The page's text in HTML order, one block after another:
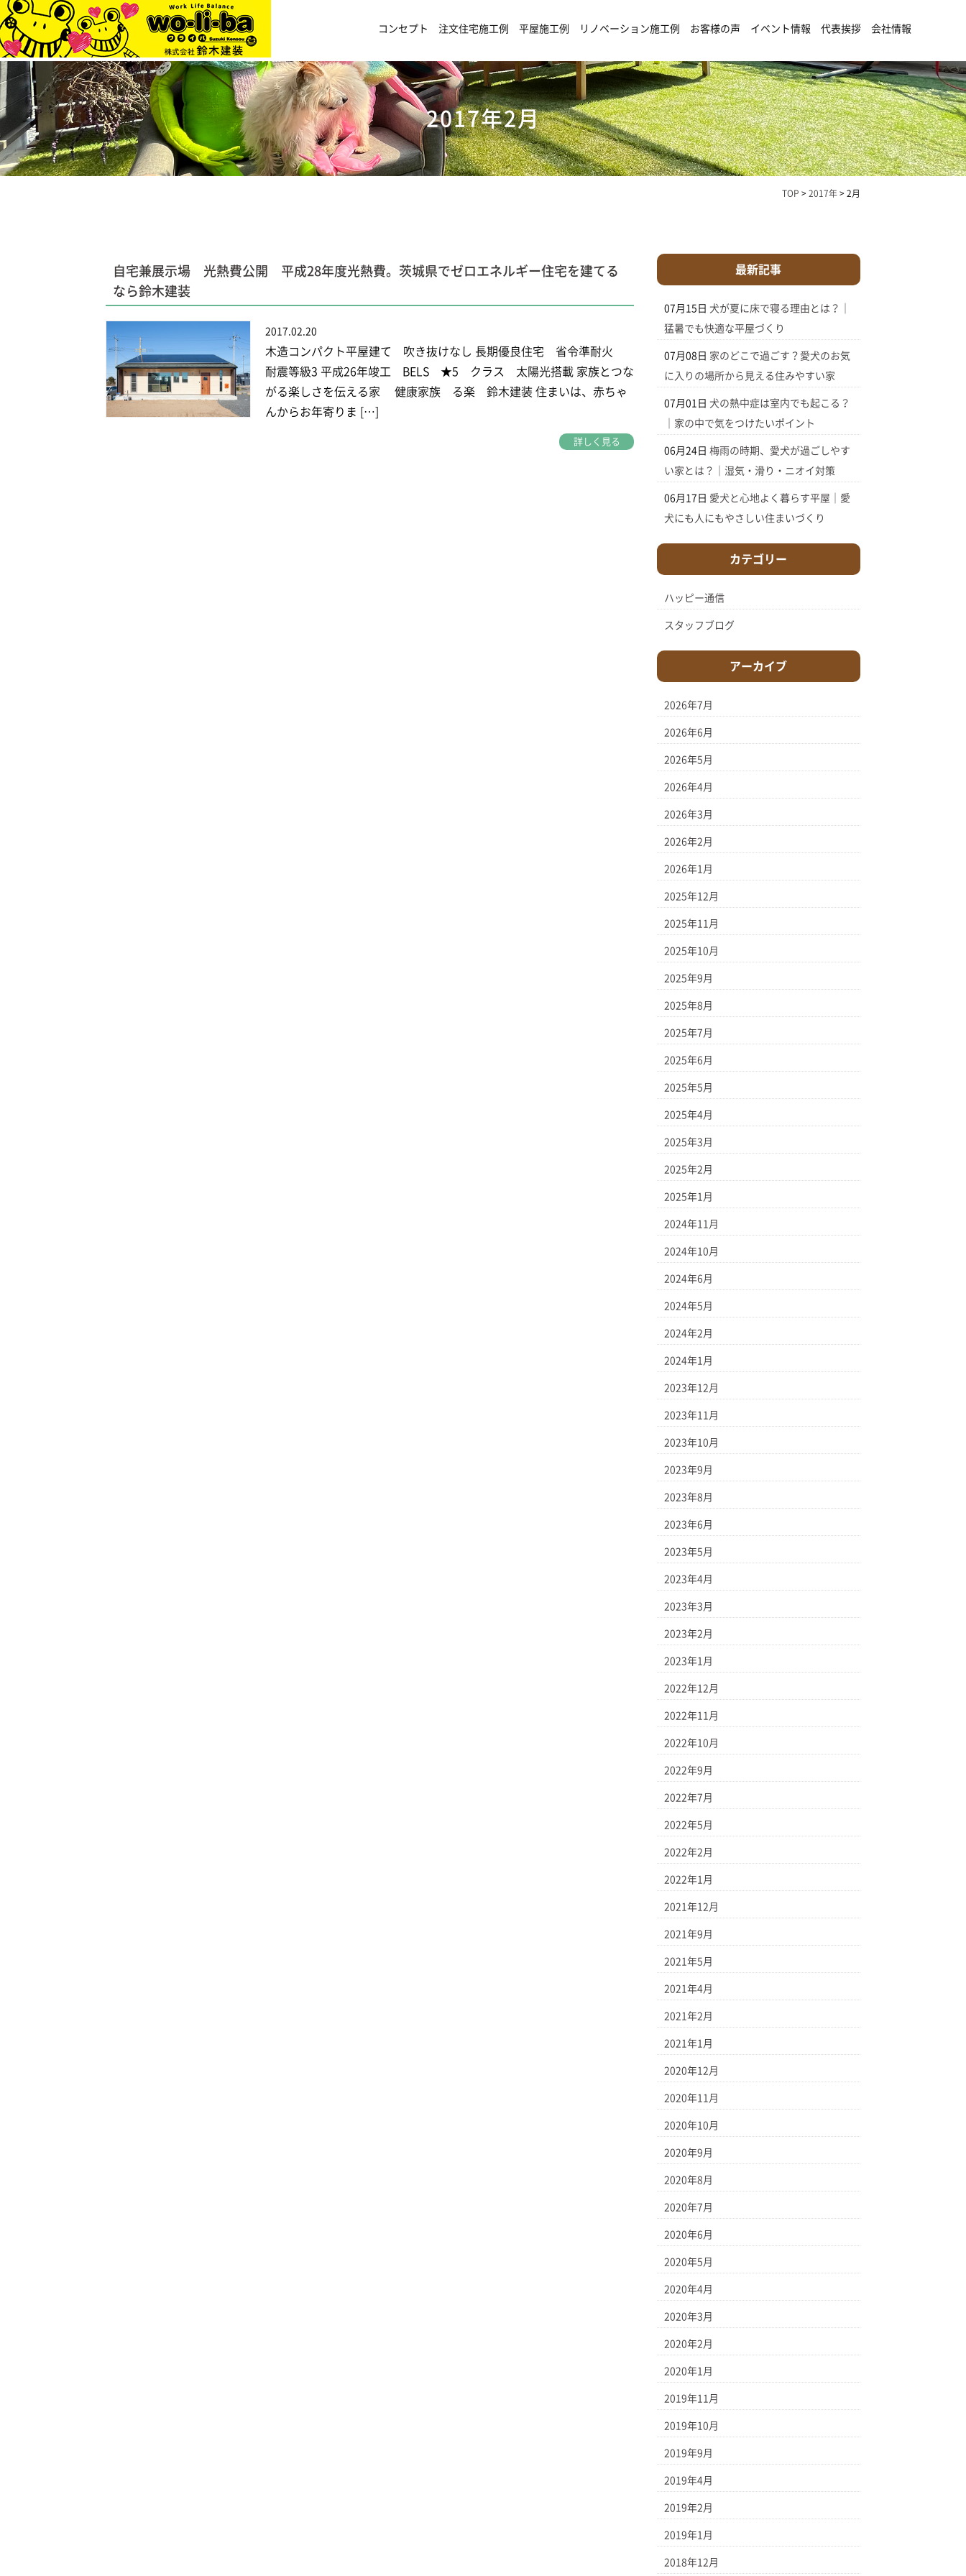
コンセプト 注文住宅施工例 平屋施工例 リノベーション施工例 お客様の声 イベント情報 代表挨拶 会社情報
2017年2月
TOP > 2017年 > 2月
自宅兼展示場 光熱費公開 平成28年度光熱費。茨城県でゼロエネルギー住宅を建てる
なら鈴木建装
2017.02.20
木造コンパクト平屋建て 吹き抜けなし 長期優良住宅 省令準耐火
耐震等級3 平成26年竣工 BELS ★5 クラス 太陽光搭載 家族とつな
がる楽しさを伝える家 健康家族 る楽 鈴木建装 住まいは、赤ちゃ
んからお年寄りま […]
詳しく見る
最新記事
07月15日 犬が夏に床で寝る理由とは？｜
猛暑でも快適な平屋づくり
07月08日 家のどこで過ごす？愛犬のお気
に入りの場所から見える住みやすい家
07月01日 犬の熱中症は室内でも起こる？
｜家の中で気をつけたいポイント
06月24日 梅雨の時期、愛犬が過ごしやす
い家とは？｜湿気・滑り・ニオイ対策
06月17日 愛犬と心地よく暮らす平屋｜愛
犬にも人にもやさしい住まいづくり
カテゴリー
ハッピー通信
スタッフブログ
アーカイブ
2026年7月
2026年6月
2026年5月
2026年4月
2026年3月
2026年2月
2026年1月
2025年12月
2025年11月
2025年10月
2025年9月
2025年8月
2025年7月
2025年6月
2025年5月
2025年4月
2025年3月
2025年2月
2025年1月
2024年11月
2024年10月
2024年6月
2024年5月
2024年2月
2024年1月
2023年12月
2023年11月
2023年10月
2023年9月
2023年8月
2023年6月
2023年5月
2023年4月
2023年3月
2023年2月
2023年1月
2022年12月
2022年11月
2022年10月
2022年9月
2022年7月
2022年5月
2022年2月
2022年1月
2021年12月
2021年9月
2021年5月
2021年4月
2021年2月
2021年1月
2020年12月
2020年11月
2020年10月
2020年9月
2020年8月
2020年7月
2020年6月
2020年5月
2020年4月
2020年3月
2020年2月
2020年1月
2019年11月
2019年10月
2019年9月
2019年4月
2019年2月
2019年1月
2018年12月